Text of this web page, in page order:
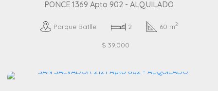
PONCE 1369 Apto 902 - ALQUILADO
Parque Batlle 2 60 m2
$ 39.000